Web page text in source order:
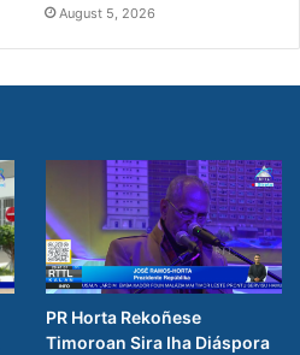
August 5, 2026
PR Horta Rekoñese
Timoroan Sira Iha Diáspora